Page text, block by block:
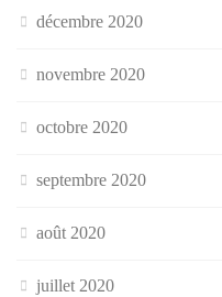
décembre 2020
novembre 2020
octobre 2020
septembre 2020
août 2020
juillet 2020